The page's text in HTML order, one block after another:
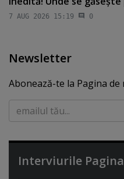
7 AUG 2026 15:19 0
Newsletter
Abonează-te la Pagina de
Interviurile